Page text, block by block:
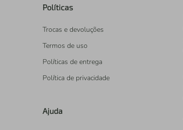
Políticas
Trocas e devoluções
Termos de uso
Políticas de entrega
Política de privacidade
Ajuda